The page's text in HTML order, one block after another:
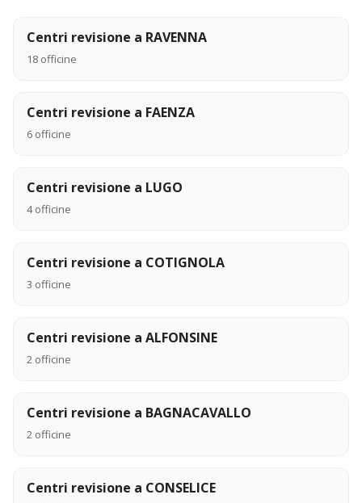
Centri revisione a RAVENNA
18 officine
Centri revisione a FAENZA
6 officine
Centri revisione a LUGO
4 officine
Centri revisione a COTIGNOLA
3 officine
Centri revisione a ALFONSINE
2 officine
Centri revisione a BAGNACAVALLO
2 officine
Centri revisione a CONSELICE